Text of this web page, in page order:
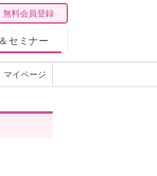
無料会員登録
セミナー
マイページ